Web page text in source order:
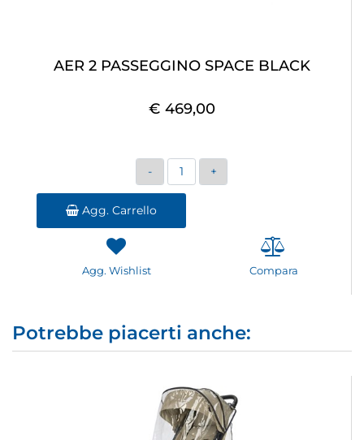
AER 2 PASSEGGINO SPACE BLACK
€ 469,00
Quantità
Agg. Carrello
Agg. Wishlist Compara
Potrebbe piacerti anche: